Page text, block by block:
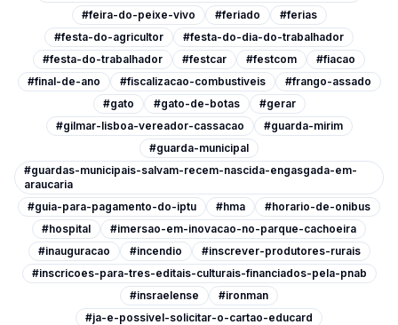
#feira-do-peixe-vivo
#feriado
#ferias
#festa-do-agricultor
#festa-do-dia-do-trabalhador
#festa-do-trabalhador
#festcar #festcom
#fiacao
#final-de-ano
#fiscalizacao-combustiveis
#frango-assado
#gato
#gato-de-botas
#gerar
#gilmar-lisboa-vereador-cassacao
#guarda-mirim
#guarda-municipal
#guardas-municipais-salvam-recem-nascida-engasgada-em-
araucaria
#guia-para-pagamento-do-iptu
#hma
#horario-de-onibus
#hospital
#imersao-em-inovacao-no-parque-cachoeira
#inauguracao
#incendio
#inscrever-produtores-rurais
#inscricoes-para-tres-editais-culturais-financiados-pela-pnab
#insraelense
#ironman
#ja-e-possivel-solicitar-o-cartao-educard